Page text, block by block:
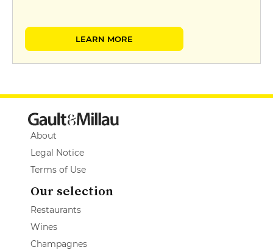
LEARN MORE
About
Legal Notice
Terms of Use
Our selection
Restaurants
Wines
Champagnes